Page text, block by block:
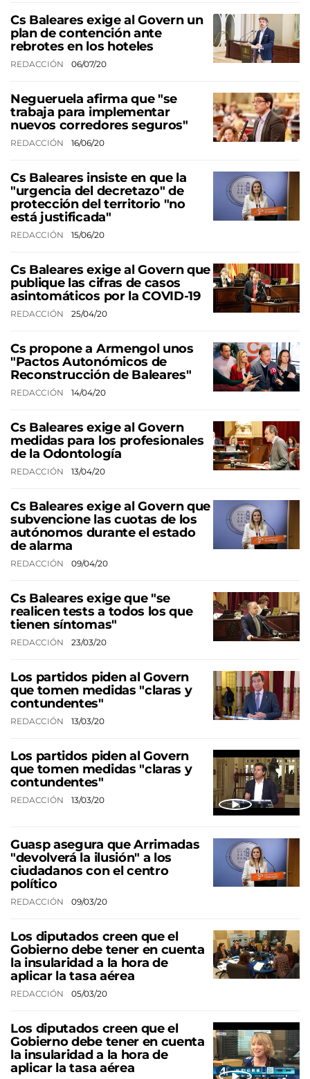
Cs Baleares exige al Govern un
plan de contención ante
rebrotes en los hoteles
REDACCIÓN 06/07/20
Negueruela afirma que "se
trabaja para implementar
nuevos corredores seguros"
REDACCIÓN 16/06/20
Cs Baleares insiste en que la
"urgencia del decretazo" de
protección del territorio "no
está justificada"
REDACCIÓN 15/06/20
Cs Baleares exige al Govern que
publique las cifras de casos
asintomáticos por la COVID-19
REDACCIÓN 25/04/20
Cs propone a Armengol unos
"Pactos Autonómicos de
Reconstrucción de Baleares"
REDACCIÓN 14/04/20
Cs Baleares exige al Govern
medidas para los profesionales
de la Odontología
REDACCIÓN 13/04/20
Cs Baleares exige al Govern que
subvencione las cuotas de los
autónomos durante el estado
de alarma
REDACCIÓN 09/04/20
Cs Baleares exige que "se
realicen tests a todos los que
tienen síntomas"
REDACCIÓN 23/03/20
Los partidos piden al Govern
que tomen medidas "claras y
contundentes"
REDACCIÓN 13/03/20
Los partidos piden al Govern
que tomen medidas "claras y
contundentes"
REDACCIÓN 13/03/20
Guasp asegura que Arrimadas
"devolverá la ilusión" a los
ciudadanos con el centro
político
REDACCIÓN 09/03/20
Los diputados creen que el
Gobierno debe tener en cuenta
la insularidad a la hora de
aplicar la tasa aérea
REDACCIÓN 05/03/20
Los diputados creen que el
Gobierno debe tener en cuenta
la insularidad a la hora de
aplicar la tasa aérea